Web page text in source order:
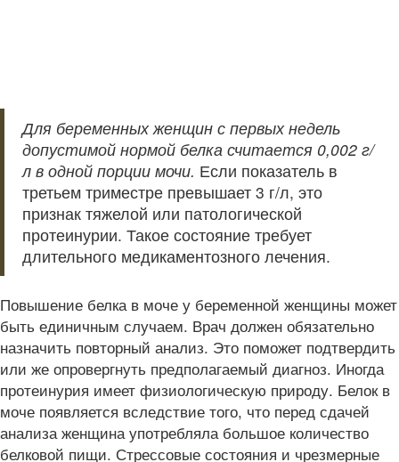
Для беременных женщин с первых недель
допустимой нормой белка считается 0,002 г/
л в одной порции мочи. Если показатель в
третьем триместре превышает 3 г/л, это
признак тяжелой или патологической
протеинурии. Такое состояние требует
длительного медикаментозного лечения.
Повышение белка в моче у беременной женщины может
быть единичным случаем. Врач должен обязательно
назначить повторный анализ. Это поможет подтвердить
или же опровергнуть предполагаемый диагноз. Иногда
протеинурия имеет физиологическую природу. Белок в
моче появляется вследствие того, что перед сдачей
анализа женщина употребляла большое количество
белковой пищи. Стрессовые состояния и чрезмерные